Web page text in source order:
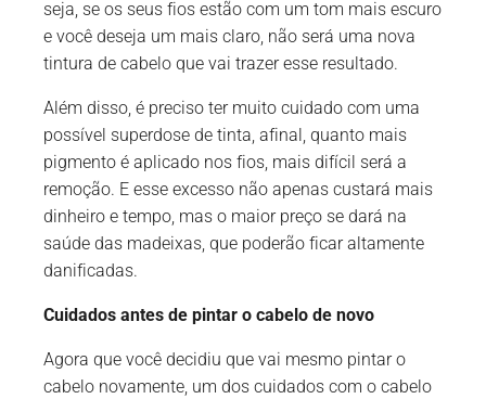
seja, se os seus fios estão com um tom mais escuro
e você deseja um mais claro, não será uma nova
tintura de cabelo que vai trazer esse resultado.
Além disso, é preciso ter muito cuidado com uma
possível superdose de tinta, afinal, quanto mais
pigmento é aplicado nos fios, mais difícil será a
remoção. E esse excesso não apenas custará mais
dinheiro e tempo, mas o maior preço se dará na
saúde das madeixas, que poderão ficar altamente
danificadas.
Cuidados antes de pintar o cabelo de novo
Agora que você decidiu que vai mesmo pintar o
cabelo novamente, um dos cuidados com o cabelo